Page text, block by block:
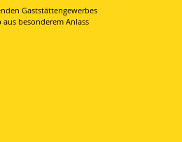
Gaststättengewerbes
besonderem Anlass